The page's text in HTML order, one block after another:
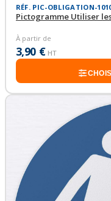
RÉF. PIC-OBLIGATION-
Pictogramme Utiliser
À partir de
3,90 € HT